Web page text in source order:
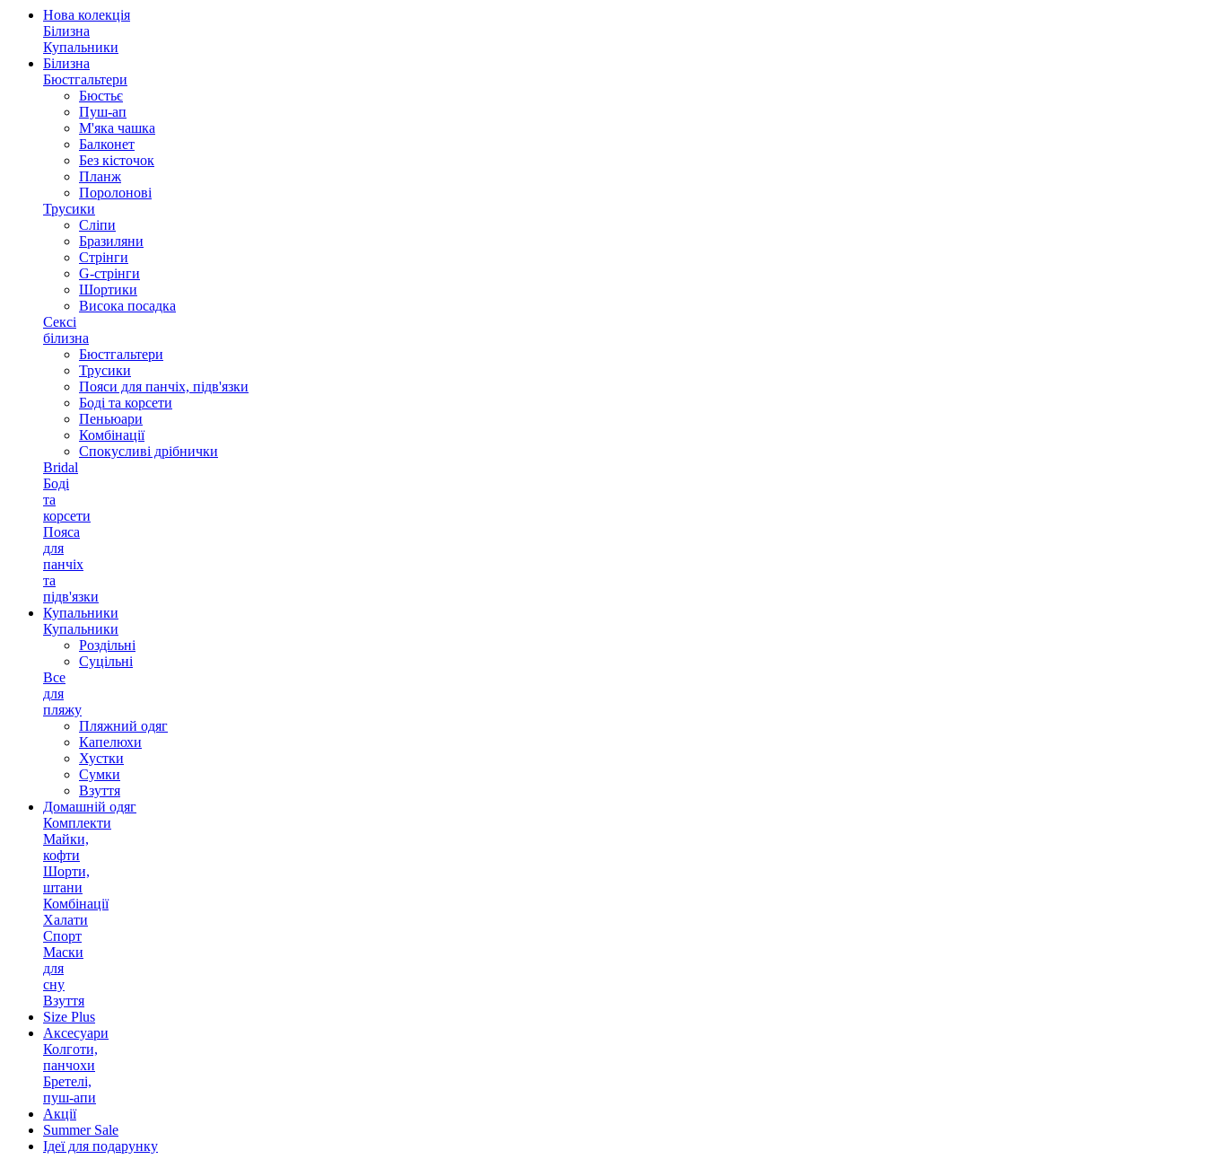
Нова колекція
Білизна
Купальники
Білизна
Бюстгальтери
Бюстьє
Пуш-ап
М'яка чашка
Балконет
Без кісточок
Планж
Поролонові
Трусики
Сліпи
Бразиляни
Стрінги
G-стрінги
Шортики
Висока посадка
Сексі
білизна
Бюстгальтери
Трусики
Пояси для панчіх, підв'язки
Боді та корсети
Пеньюари
Комбінації
Спокусливі дрібнички
Bridal
Боді
та
корсети
Пояса
для
панчіх
та
підв'язки
Купальники
Купальники
Роздільні
Суцільні
Все
для
пляжу
Пляжний одяг
Капелюхи
Хустки
Сумки
Взуття
Домашній одяг
Комплекти
Майки,
кофти
Шорти,
штани
Комбінації
Халати
Спорт
Маски
для
сну
Взуття
Size Plus
Аксесуари
Колготи,
панчохи
Бретелі,
пуш-апи
Акції
Summer Sale
Ідеї для подарунку